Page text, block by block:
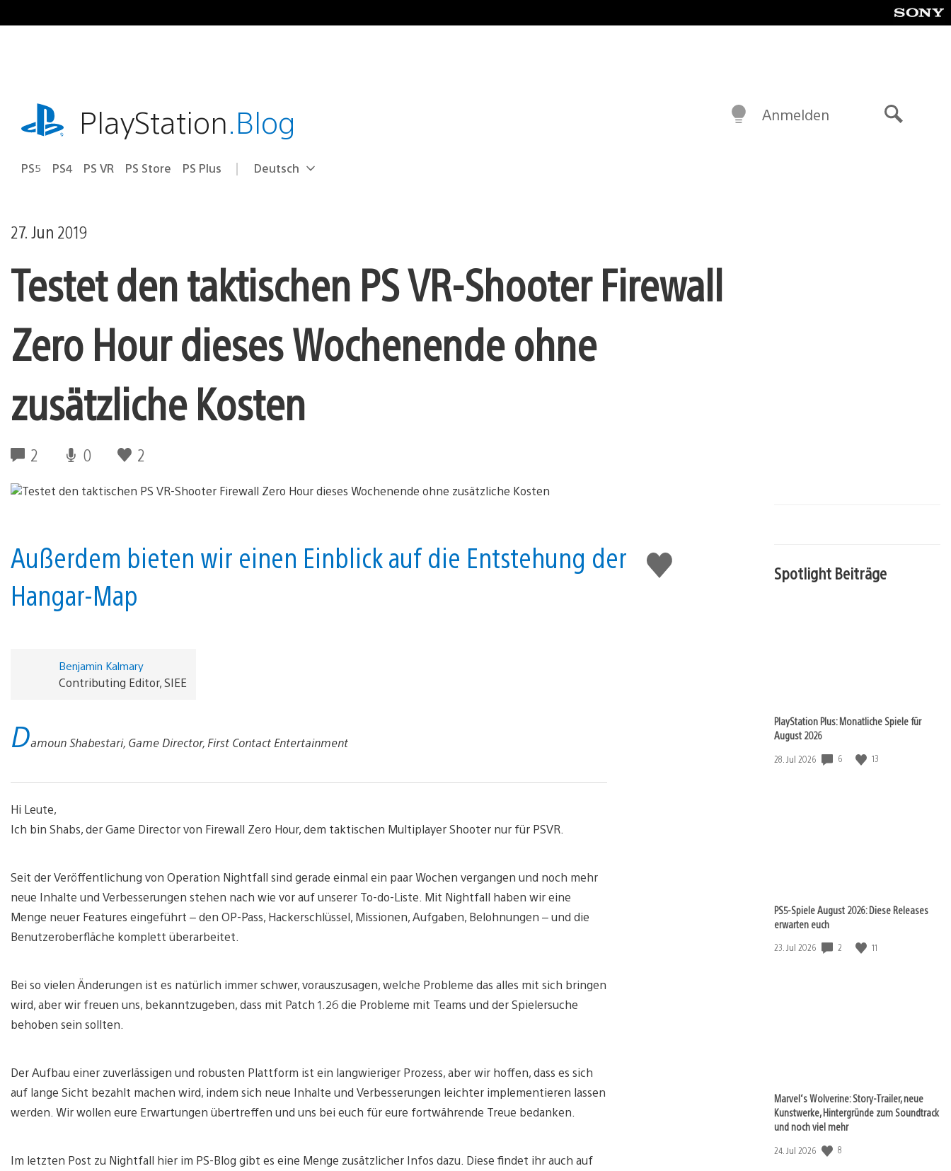
Inhalt
playstation.comPlayStation.Blog
PS5 PS4 PS VR PS Store PS Plus Select
Aktuelle
Deutsch
Anmelden
27. Jun 2019
Testet den taktischen PS VR-Shooter Firewall
Zero Hour dieses Wochenende ohne
zusätzliche Kosten
2 0 2
Gefällt
mir
Außerdem bieten wir einen Einblick auf die Entstehung der
Hangar-Map
Benjamin Kalmary
Contributing Editor, SIEE
Damoun Shabestari, Game Director, First Contact Entertainment
Hi Leute,
Ich bin Shabs, der Game Director von Firewall Zero Hour, dem taktischen Multiplayer Shooter nur für PSVR.
Seit der Veröffentlichung von Operation Nightfall sind gerade einmal ein paar Wochen vergangen und noch mehr
neue Inhalte und Verbesserungen stehen nach wie vor auf unserer To-do-Liste. Mit Nightfall haben wir eine
Menge neuer Features eingeführt – den OP-Pass, Hackerschlüssel, Missionen, Aufgaben, Belohnungen – und die
Benutzeroberfläche komplett überarbeitet.
Bei so vielen Änderungen ist es natürlich immer schwer, vorauszusagen, welche Probleme das alles mit sich bringen
wird, aber wir freuen uns, bekanntzugeben, dass mit Patch 1.26 die Probleme mit Teams und der Spielersuche
behoben sein sollten.
Der Aufbau einer zuverlässigen und robusten Plattform ist ein langwieriger Prozess, aber wir hoffen, dass es sich
auf lange Sicht bezahlt machen wird, indem sich neue Inhalte und Verbesserungen leichter implementieren lassen
werden. Wir wollen eure Erwartungen übertreffen und uns bei euch für eure fortwährende Treue bedanken.
Im letzten Post zu Nightfall hier im PS-Blog gibt es eine Menge zusätzlicher Infos dazu. Diese findet ihr auch auf
Spotlight Beiträge
PlayStation Plus: Monatliche Spiele für
August 2026
Veröffentlichungsdatum:
28. Jul 2026 6 13
PS5-Spiele August 2026: Diese Releases
erwarten euch
Veröffentlichungsdatum:
23. Jul 2026 2 11
Marvel‘s Wolverine: Story-Trailer, neue
Kunstwerke, Hintergründe zum Soundtrack
und noch viel mehr
Veröffentlichungsdatum:
24. Jul 2026 8